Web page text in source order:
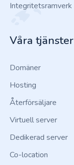
Integritetsramverk
Våra tjänster
Domäner
Hosting
Återförsäljare
Virtuell server
Dedikerad server
Co-location